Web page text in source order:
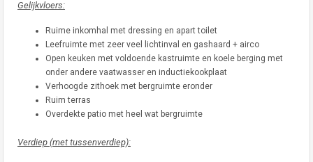
Gelijkvloers:
Ruime inkomhal met dressing en apart toilet
Leefruimte met zeer veel lichtinval en gashaard + airco
Open keuken met voldoende kastruimte en koele berging met
onder andere vaatwasser en inductiekookplaat
Verhoogde zithoek met bergruimte eronder
Ruim terras
Overdekte patio met heel wat bergruimte
Verdiep (met tussenverdiep):